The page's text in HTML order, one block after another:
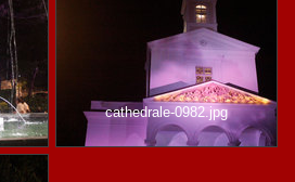
cathedrale-0982.jpg